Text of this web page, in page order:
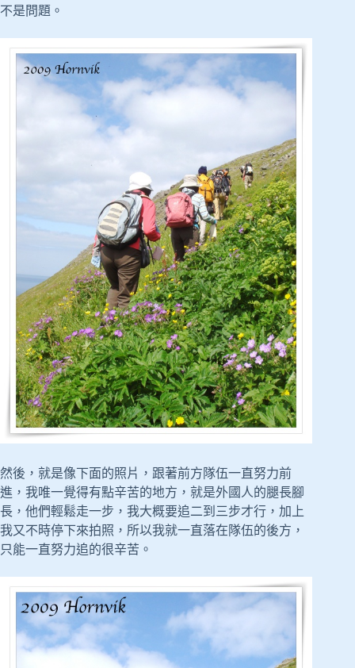
不是問題。
然後，就是像下面的照片，跟著前方隊伍一直努力前
進，我唯一覺得有點辛苦的地方，就是外國人的腿長腳
長，他們輕鬆走一步，我大概要追二到三步才行，加上
我又不時停下來拍照，所以我就一直落在隊伍的後方，
只能一直努力追的很辛苦。